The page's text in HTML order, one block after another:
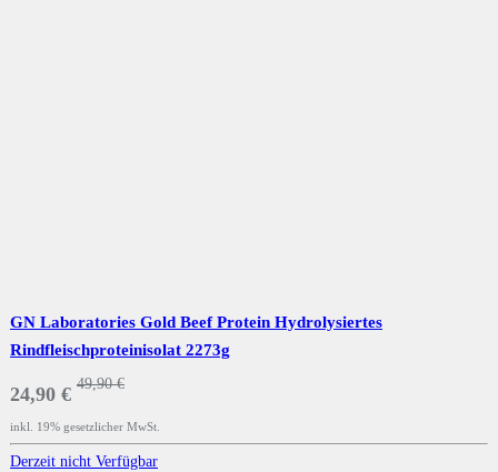
GN Laboratories Gold Beef Protein Hydrolysiertes
Rindfleischproteinisolat 2273g
24,90 € 49,90 €
inkl. 19% gesetzlicher MwSt.
Derzeit nicht Verfügbar